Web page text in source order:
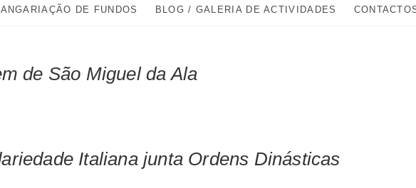
DE FUNDOS BLOG / GALERIA DE ACTIVIDADES
de São Miguel da Ala
Italiana junta Ordens Dinásticas